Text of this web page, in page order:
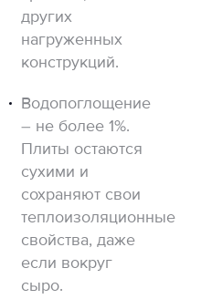
других
нагруженных
конструкций.
Водопоглощение
– не более 1%.
Плиты остаются
сухими и
сохраняют свои
теплоизоляционные
свойства, даже
если вокруг
сыро.